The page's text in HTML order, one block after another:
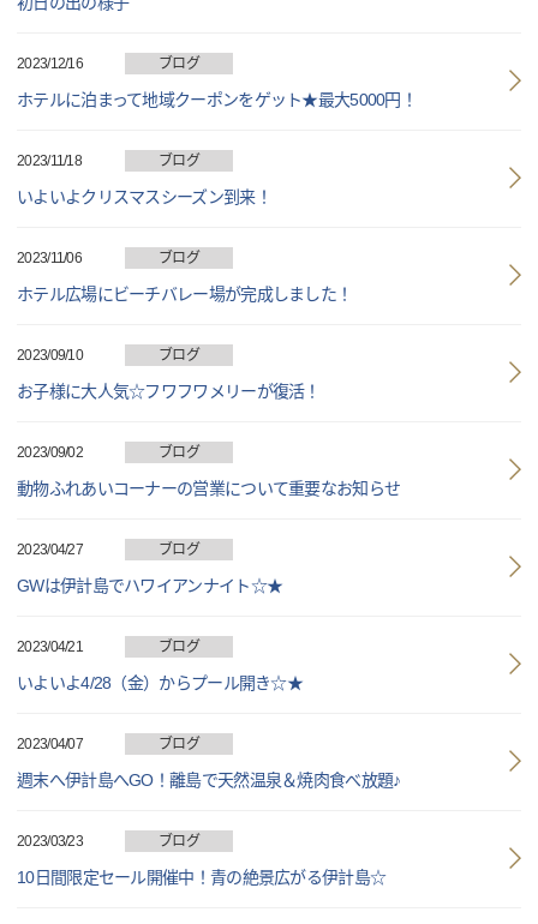
2023/12/16 ブログ
ホテルに泊まって地域クーポンをゲット★最大5000円！
2023/11/18 ブログ
いよいよクリスマスシーズン到来！
2023/11/06 ブログ
ホテル広場にビーチバレー場が完成しました！
2023/09/10 ブログ
お子様に大人気☆フワフワメリーが復活！
2023/09/02 ブログ
動物ふれあいコーナーの営業について重要なお知らせ
2023/04/27 ブログ
GWは伊計島でハワイアンナイト☆★
2023/04/21 ブログ
いよいよ4/28（金）からプール開き☆★
2023/04/07 ブログ
週末へ伊計島へGO！離島で天然温泉＆焼肉食べ放題♪
2023/03/23 ブログ
10日間限定セール開催中！青の絶景広がる伊計島☆